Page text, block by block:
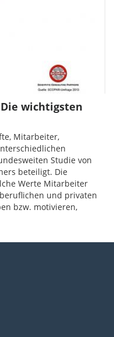
wichtigsten
Mitarbeiter,
Studie von
beteiligt. Die
Werte Mitarbeiter
und privaten
bzw. motivieren,